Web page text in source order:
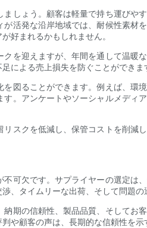
しょう。顧客は軽量で持ち運び
活発な沿岸地域では、耐候性素
好まれるかもしれません。
を迎えますが、年間を通して温暖
による売上損失を防ぐことができま
図ることができます。例えば、
。アンケートやソーシャルメデ
スクを低減し、保管コストを削
可欠です。サプライヤーの選定
、タイムリーな出荷、そして問題の
期の信頼性、製品品質、そして
や顧客の声は、長期的な信頼性を示